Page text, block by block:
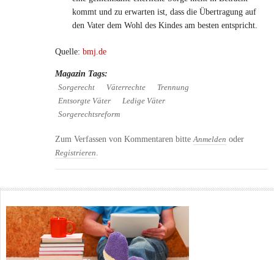
kommt und zu erwarten ist, dass die Übertragung auf
den Vater dem Wohl des Kindes am besten entspricht.
Quelle: bmj.de
Magazin Tags:
Sorgerecht Väterrechte
Trennung
Entsorgte Väter
Ledige Väter
Sorgerechtsreform
Zum Verfassen von Kommentaren bitte Anmelden oder
Registrieren